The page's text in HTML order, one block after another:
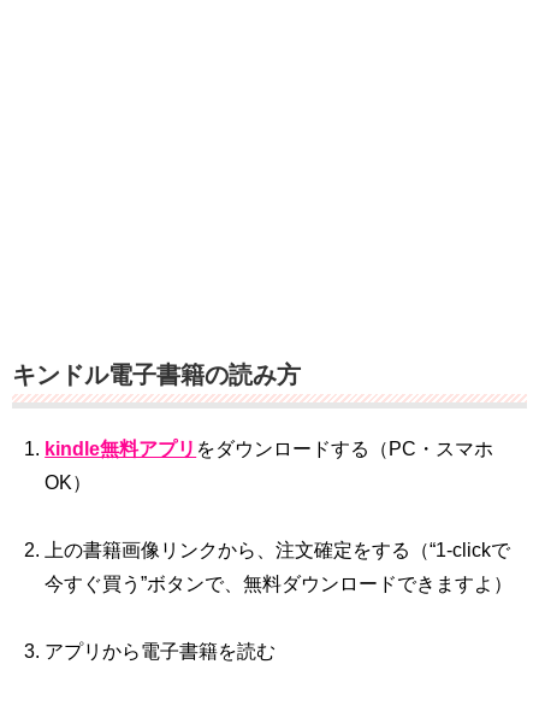
キンドル電子書籍の読み方
kindle無料アプリ をダウンロードする（PC・スマホ
OK）
上の書籍画像リンクから、注文確定をする（“1‐clickで
今すぐ買う”ボタンで、無料ダウンロードできますよ）
アプリから電子書籍を読む